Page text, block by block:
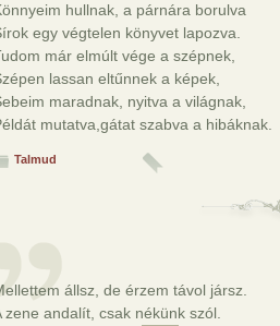
hullnak, a párnára borulva
egy végtelen könyvet lapozva.
már elmúlt vége a szépnek,
lassan eltűnnek a képek,
maradnak, nyitva a világnak,
mutatva,gátat szabva a hibáknak.
Talmud
állsz, de érzem távol jársz.
zene andalít, csak nékünk szól.